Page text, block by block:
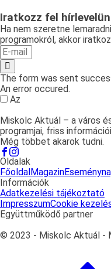
Iratkozz fel
Ha nem szeretne
programokról, akkor
The form was sent
An error occured.
Az
Miskolc Aktuál – a város
programjai, friss
Még többet akarok tudni.
Oldalak
FőoldalMagazin
Információk
Adatkezelési tájékoztató
ImpresszumCookie
Együttműködő partner
© 2023 - Miskolc Aktuál -